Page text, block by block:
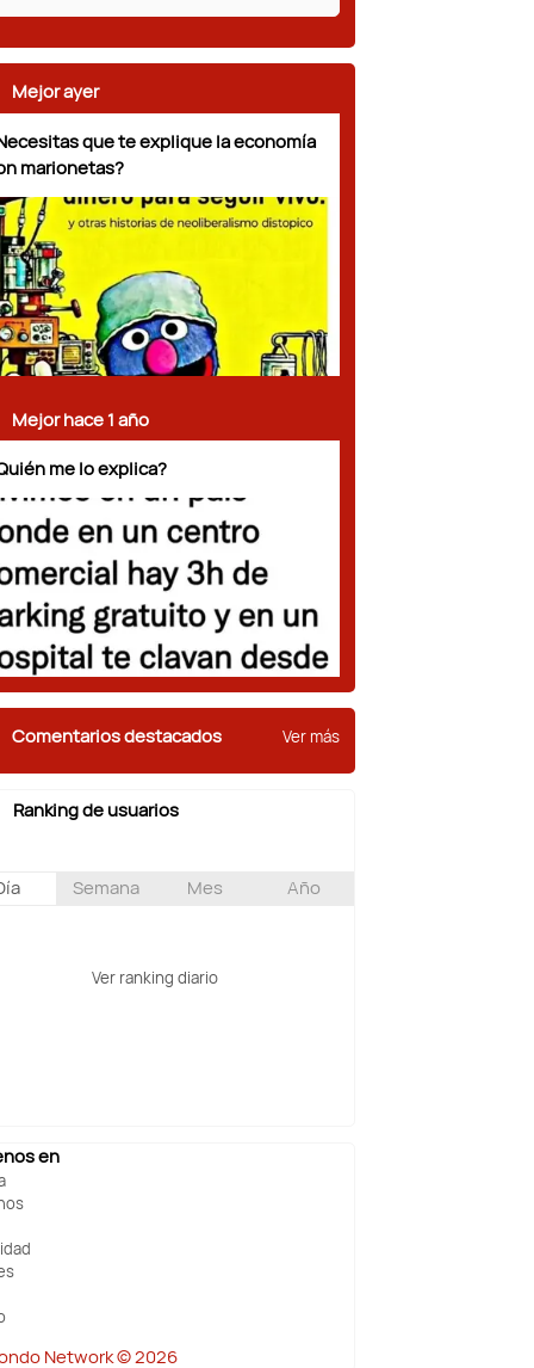
Mejor ayer
que te explique la economía
marionetas?
Mejor hace 1 año
me lo explica?
Comentarios destacados Ver más
Ranking de usuarios
Semana Mes Año
Ver ranking diario
en
Network © 2026